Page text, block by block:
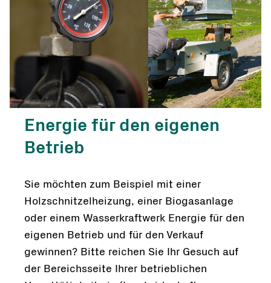
Energie für den eigenen
Betrieb
Sie möchten zum Beispiel mit einer
Holzschnitzelheizung, einer Biogasanlage
oder einem Wasserkraftwerk Energie für den
eigenen Betrieb und für den Verkauf
gewinnen? Bitte reichen Sie Ihr Gesuch auf
der Bereichsseite Ihrer betrieblichen